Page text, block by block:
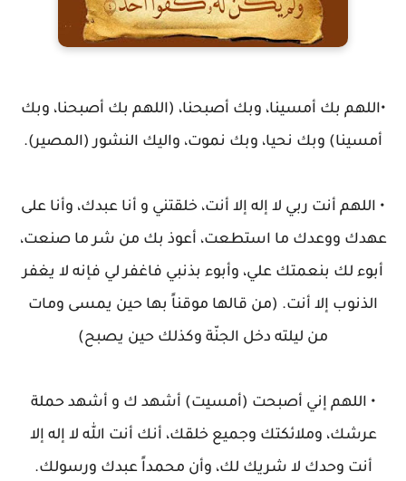
•اللهم بك أمسينا، وبك أصبحنا، (اللهم بك أصبحنا، وبك
أمسينا) وبك نحيا، وبك نموت، واليك النشور (المصير).
• اللهم أنت ربي لا إله إلا أنت، خلقتني و أنا عبدك، وأنا على
عهدك ووعدك ما استطعت، أعوذ بك من شر ما صنعت،
أبوء لك بنعمتك علي، وأبوء بذنبي فاغفر لي فإنه لا يغفر
الذنوب إلا أنت. (من قالها موقناً بها حين يمسى ومات
من ليلته دخل الجنّة وكذلك حين يصبح)
• اللهم إني أصبحت (أمسيت) أشهد ك و أشهد حملة
عرشك، وملائكتك وجميع خلقك، أنك أنت الله لا إله إلا
أنت وحدك لا شريك لك، وأن محمداً عبدك ورسولك.